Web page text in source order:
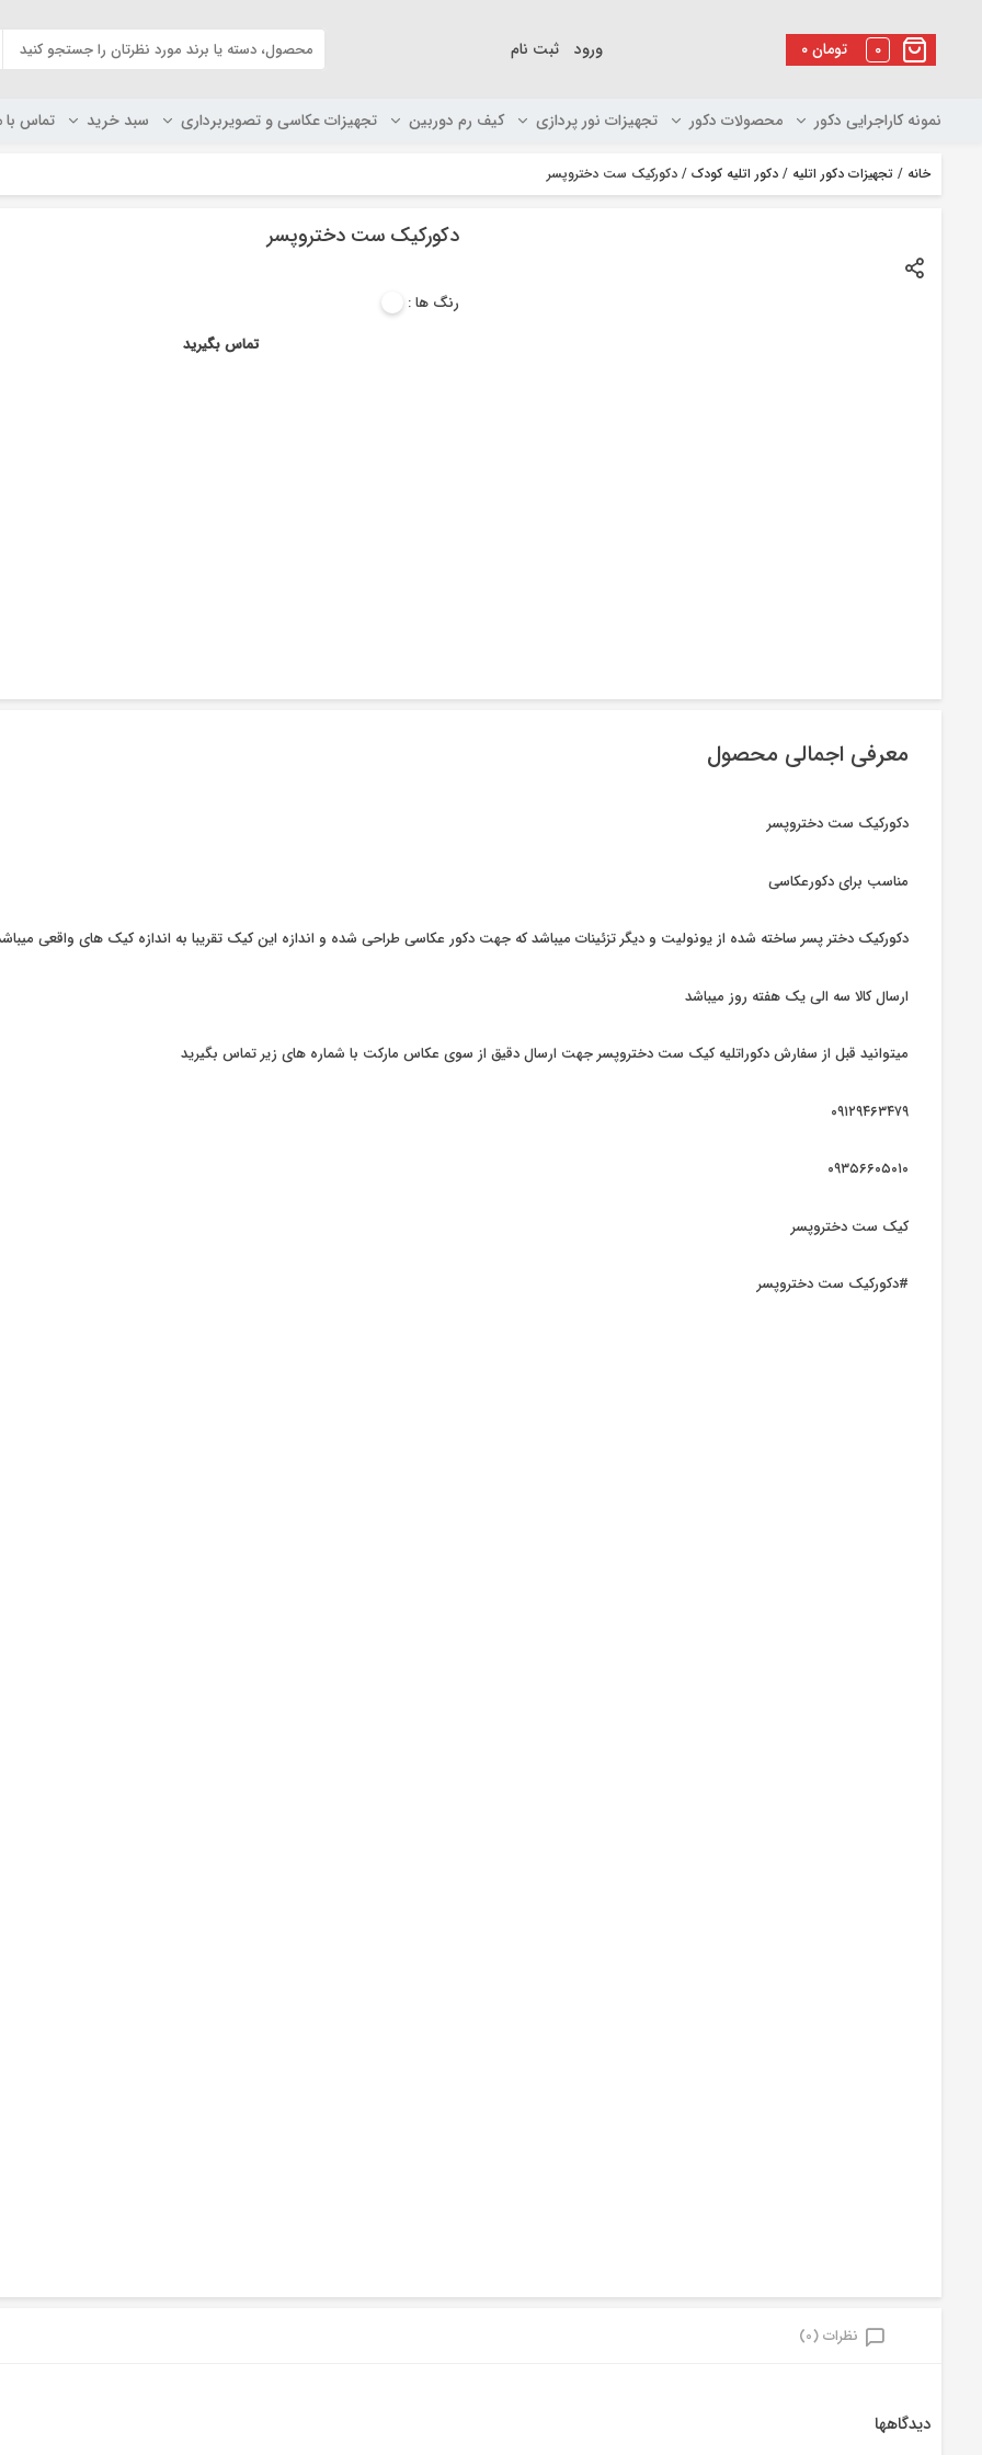
۰تومان 0 ورود ثبت نام
نمونه کاراجرایی دکور محصولات دکور تجهیزات نور پردازی کیف رم دوربین تجهیزات عکاسی و تصویربرداری سبد خرید تماس با
خانه / تجهیزات دکور اتلیه / دکور اتلیه کودک / دکورکیک ست دختروپسر
دکورکیک ست دختروپسر
رنگ ها :
تماس بگیرید
معرفی اجمالی محصول
دکورکیک ست دختروپسر
مناسب برای دکورعکاسی
دکورکیک دختر پسر ساخته شده از یونولیت و دیگر تزئینات میباشد که جهت دکور عکاسی طراحی شده و اندازه این کیک تقریبا به اندازه کیک های واقعی
ارسال کالا سه الی یک هفته روز میباشد
میتوانید قبل از سفارش دکوراتلیه کیک ست دختروپسر جهت ارسال دقیق از سوی عکاس مارکت با شماره های زیر تماس بگیرید
۰۹۱۲۹۴۶۳۴۷۹
۰۹۳۵۶۶۰۵۰۱۰
کیک ست دختروپسر
#دکورکیک ست دختروپسر
نظرات (0)
دیدگاهها